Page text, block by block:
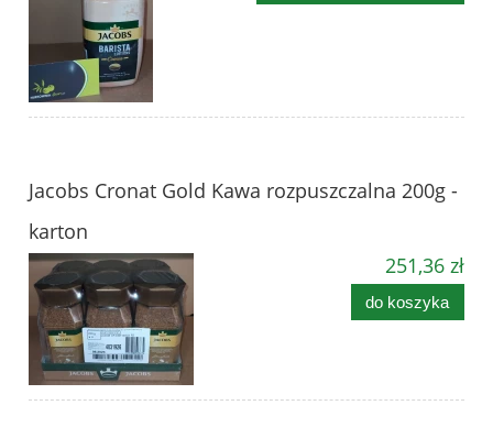
Jacobs Cronat Gold Kawa rozpuszczalna 200g -
karton
251,36 zł
do koszyka